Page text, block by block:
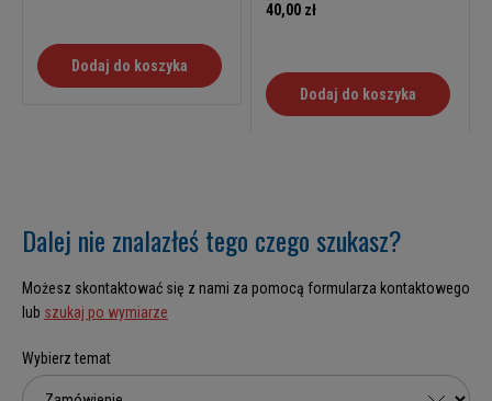
Dodaj do koszyka
40,00 zł
Dodaj do koszyka
Dalej nie znalazłeś tego czego szukasz?
Możesz skontaktować się z nami za pomocą formularza kontaktowego
lub szukaj po wymiarze